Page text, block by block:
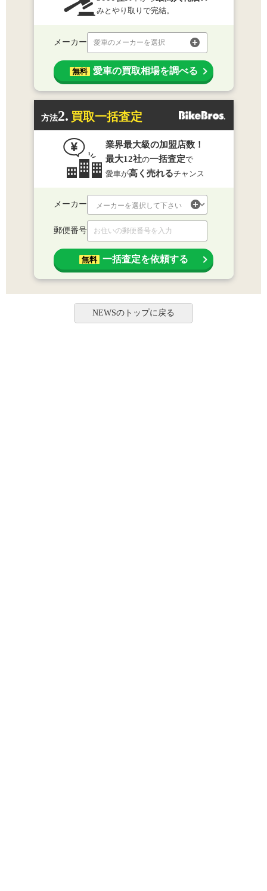
みとやり取りで完結。
メーカー 愛車のメーカーを選択
無料 愛車の買取相場を調べる
方法2. 買取一括査定
業界最大級の加盟店数！
最大12社の一括査定で
愛車が高く売れるチャンス
メーカー
郵便番号
無料 一括査定を依頼する
NEWSのトップに戻る